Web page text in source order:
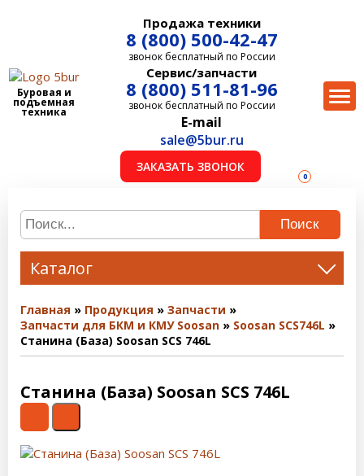
Буровая и
подъемная
техника
Продажа техники
8 (800) 500-42-47
звонок бесплатный по России
Сервис/запчасти
8 (800) 511-81-96
звонок бесплатный по России
E-mail
sale@5bur.ru
ЗАКАЗАТЬ ЗВОНОК
0
Поиск
Каталог
Главная Продукция
Запчасти
Запчасти для БКМ и КМУ Soosan
Soosan SCS746L
Станина (База) Soosan SCS 746L
Станина (База) Soosan SCS 746L